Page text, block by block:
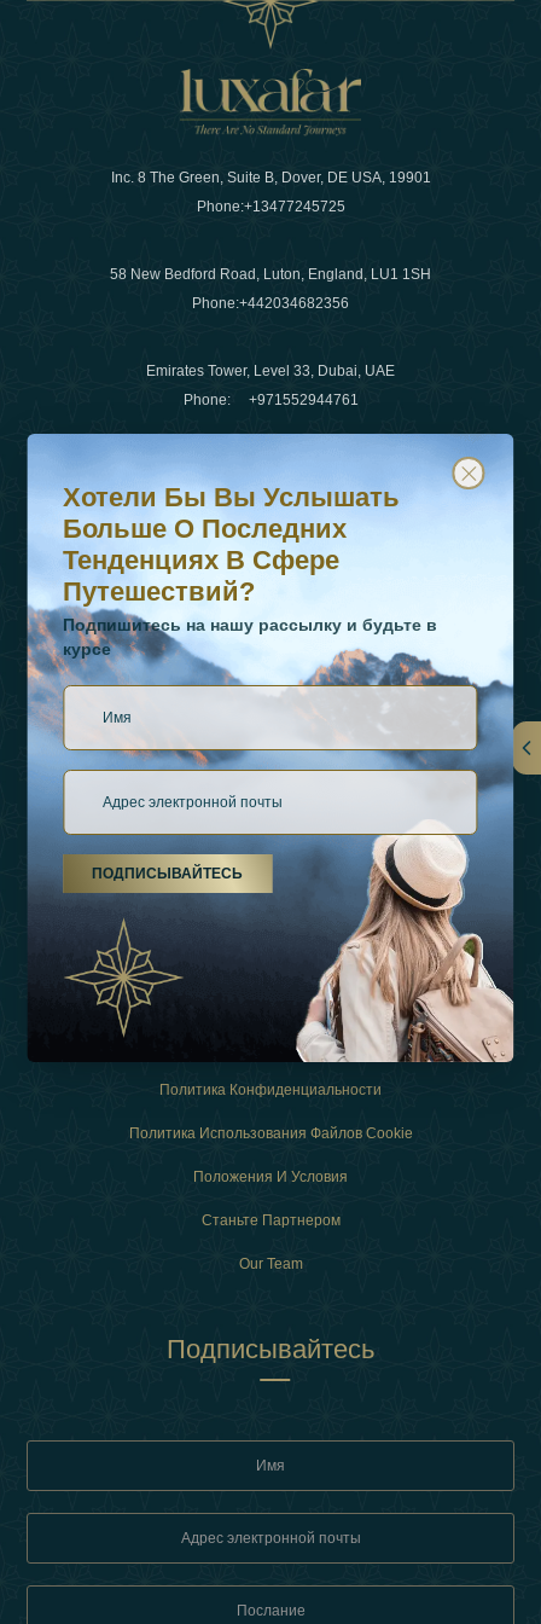
Inc. 8 The Green, Suite B, Dover, DE USA, 19901
Phone:+13477245725
58 New Bedford Road, Luton, England, LU1 1SH
Phone:+442034682356
Emirates Tower, Level 33, Dubai, UAE
Phone: +971552944761
WhatsApp Нет :+442034682356
+971552944761
О Нас
Виды Отдыха
Связаться
Политика Конфиденциальности
Политика Использования Файлов Cookie
Положения И Условия
Станьте Партнером
Our Team
Подписывайтесь
Хотели бы вы услышать больше о последних
Подпишитесь на нашу рассылку и будьте в курсе
Хотели Бы Вы Услышать
Больше О Последних
Тенденциях В Сфере
Путешествий?
Подпишитесь на нашу рассылку и будьте в
курсе
ПОДПИСЫВАЙТЕСЬ